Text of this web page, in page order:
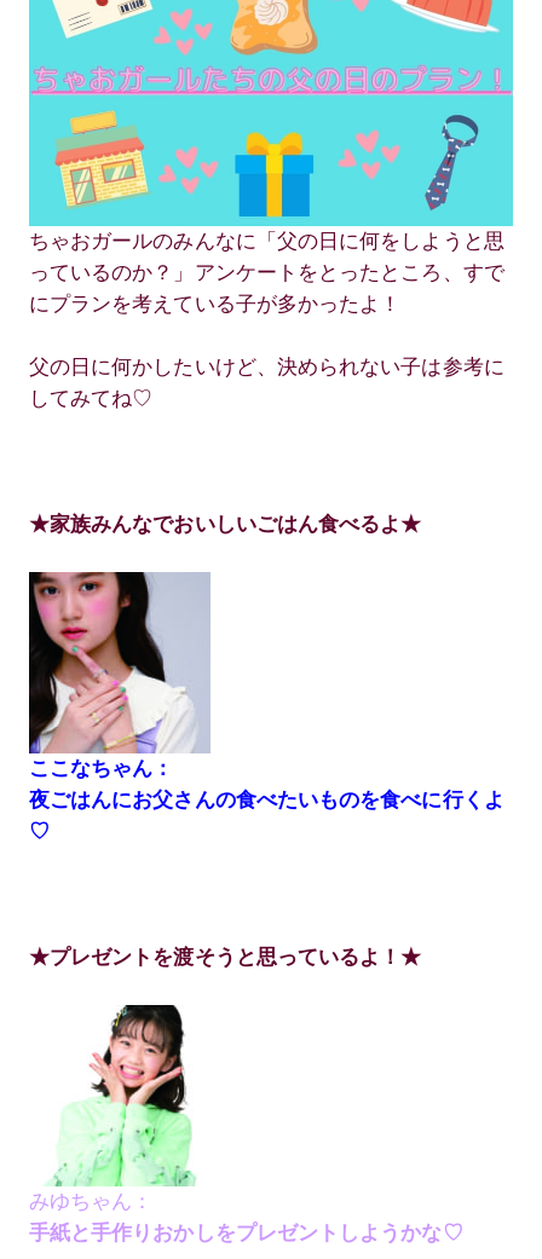
ちゃおガールのみんなに「父の日に何をしようと思
っているのか？」アンケートをとったところ、すで
にプランを考えている子が多かったよ！
父の日に何かしたいけど、決められない子は参考に
してみてね♡
★家族みんなでおいしいごはん食べるよ★
ここなちゃん：
夜ごはんにお父さんの食べたいものを食べに行くよ
♡
★プレゼントを渡そうと思っているよ！★
みゆちゃん：
手紙と手作りおかしをプレゼントしようかな♡